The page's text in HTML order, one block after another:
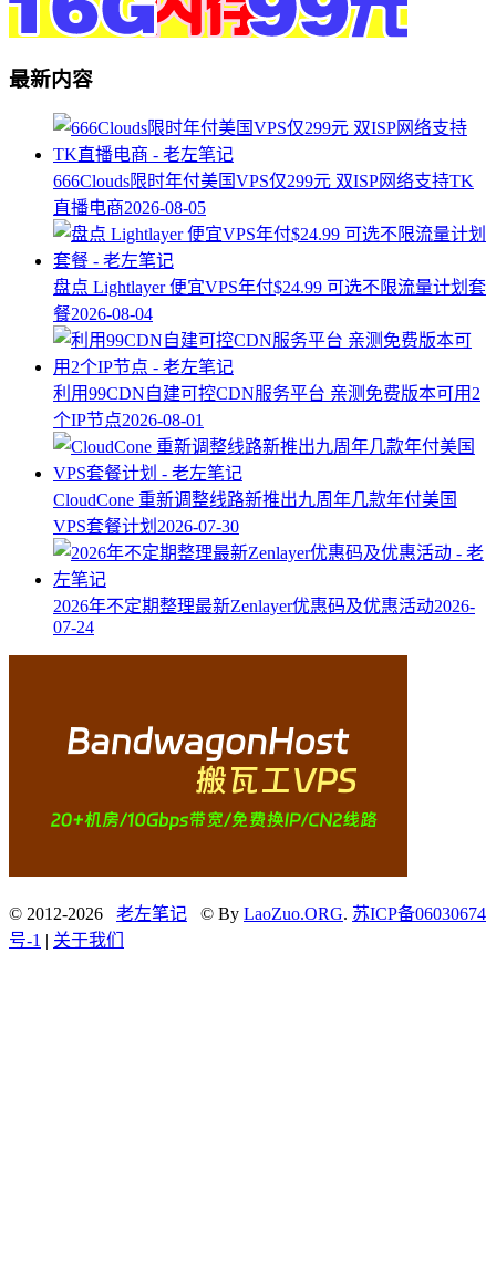
最新内容
666Clouds限时年付美国VPS仅299元 双ISP网络支持TK
直播电商2026-08-05
盘点 Lightlayer 便宜VPS年付$24.99 可选不限流量计划套
餐2026-08-04
利用99CDN自建可控CDN服务平台 亲测免费版本可用2
个IP节点2026-08-01
CloudCone 重新调整线路新推出九周年几款年付美国
VPS套餐计划 2026-07-30
2026年不定期整理最新Zenlayer优惠码及优惠活动2026-
07-24
© 2012-2026 老左笔记 © By LaoZuo.ORG. 苏ICP备06030674
号-1 | 关于我们